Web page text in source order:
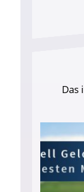
Das